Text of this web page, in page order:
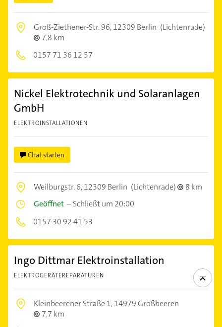
Groß-Ziethener-Str. 96,12309 Berlin (Lichtenrade)
7,8 km
0157 71 36 12 57
Nickel Elektrotechnik und Solaranlagen
GmbH
ELEKTROINSTALLATIONEN
Chat starten
Weilburgstr. 6,12309 Berlin (Lichtenrade)
8 km
Geöffnet –Schließt um 20:00
0157 30 92 41 53
Ingo Dittmar Elektroinstallation
ELEKTROGERÄTEREPARATUREN
Kleinbeerener Straße 1,14979 Großbeeren
7,7 km